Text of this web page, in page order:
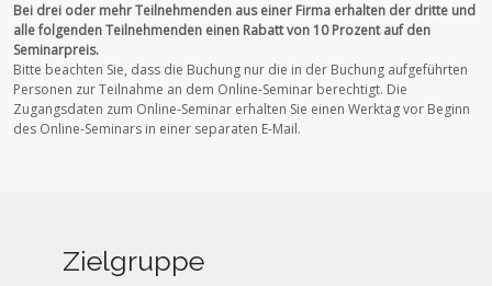
Bei drei oder mehr Teilnehmenden aus einer Firma erhalten der dritte und
alle folgenden Teilnehmenden einen Rabatt von 10 Prozent auf den
Seminarpreis.
Bitte beachten Sie, dass die Buchung nur die in der Buchung aufgeführten
Personen zur Teilnahme an dem Online-Seminar berechtigt. Die
Zugangsdaten zum Online-Seminar erhalten Sie einen Werktag vor Beginn
des Online-Seminars in einer separaten E-Mail.
Zielgruppe